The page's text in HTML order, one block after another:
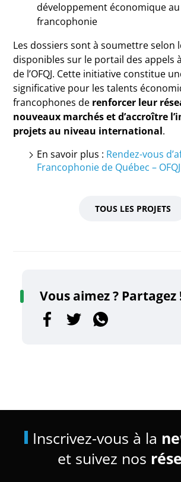
développement économique au
francophonie
Les dossiers sont à soumettre selon
disponibles sur le portail des appels
de l’OFQJ. Cette initiative constitue
significative pour les talents
francophones de renforcer leur
nouveaux marchés et d’accroître
projets au niveau international.
En savoir plus : Rendez-vous
Francophonie de Québec –
TOUS LES PROJETS
Vous aimez ? Partagez
Inscrivez-vous à la
et suivez nos